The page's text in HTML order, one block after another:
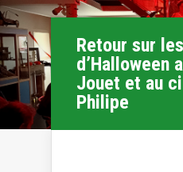
Retour sur
d’Halloween
Jouet et au
Philipe